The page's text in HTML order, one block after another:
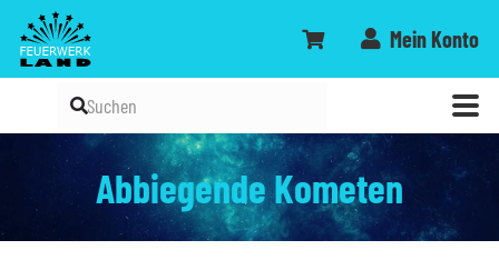
Mein Konto
Abbiegende Kometen